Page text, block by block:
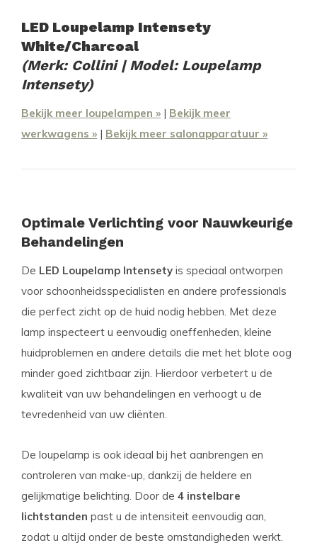
LED Loupelamp Intensety
White/Charcoal
(Merk: Collini | Model: Loupelamp
Intensety)
Bekijk meer loupelampen » | Bekijk meer
werkwagens » | Bekijk meer salonapparatuur »
Optimale Verlichting voor Nauwkeurige
Behandelingen
De LED Loupelamp Intensety is speciaal ontworpen
voor schoonheidsspecialisten en andere professionals
die perfect zicht op de huid nodig hebben. Met deze
lamp inspecteert u eenvoudig oneffenheden, kleine
huidproblemen en andere details die met het blote oog
minder goed zichtbaar zijn. Hierdoor verbetert u de
kwaliteit van uw behandelingen en verhoogt u de
tevredenheid van uw cliënten.
De loupelamp is ook ideaal bij het aanbrengen en
controleren van make-up, dankzij de heldere en
gelijkmatige belichting. Door de 4 instelbare
lichtstanden past u de intensiteit eenvoudig aan,
zodat u altijd onder de beste omstandigheden werkt.